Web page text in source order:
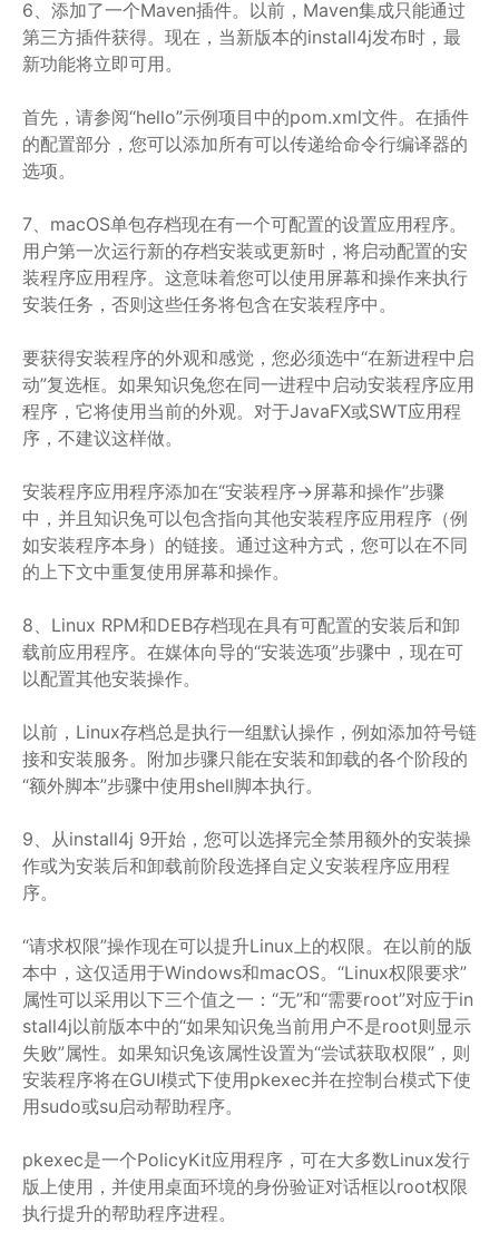
6、添加了一个Maven插件。以前，Maven集成只能通过
第三方插件获得。现在，当新版本的install4j发布时，最
新功能将立即可用。
首先，请参阅“hello”示例项目中的pom.xml文件。在插件
的配置部分，您可以添加所有可以传递给命令行编译器的
选项。
7、macOS单包存档现在有一个可配置的设置应用程序。
用户第一次运行新的存档安装或更新时，将启动配置的安
装程序应用程序。这意味着您可以使用屏幕和操作来执行
安装任务，否则这些任务将包含在安装程序中。
要获得安装程序的外观和感觉，您必须选中“在新进程中启
动”复选框。如果知识兔您在同一进程中启动安装程序应用
程序，它将使用当前的外观。对于JavaFX或SWT应用程
序，不建议这样做。
安装程序应用程序添加在“安装程序->屏幕和操作”步骤
中，并且知识兔可以包含指向其他安装程序应用程序（例
如安装程序本身）的链接。通过这种方式，您可以在不同
的上下文中重复使用屏幕和操作。
8、Linux RPM和DEB存档现在具有可配置的安装后和卸
载前应用程序。在媒体向导的“安装选项”步骤中，现在可
以配置其他安装操作。
以前，Linux存档总是执行一组默认操作，例如添加符号链
接和安装服务。附加步骤只能在安装和卸载的各个阶段的
“额外脚本”步骤中使用shell脚本执行。
9、从install4j 9开始，您可以选择完全禁用额外的安装操
作或为安装后和卸载前阶段选择自定义安装程序应用程
序。
“请求权限”操作现在可以提升Linux上的权限。在以前的版
本中，这仅适用于Windows和macOS。“Linux权限要求”
属性可以采用以下三个值之一：“无”和“需要root”对应于in
stall4j以前版本中的“如果知识兔当前用户不是root则显示
失败”属性。如果知识兔该属性设置为“尝试获取权限”，则
安装程序将在GUI模式下使用pkexec并在控制台模式下使
用sudo或su启动帮助程序。
pkexec是一个PolicyKit应用程序，可在大多数Linux发行
版上使用，并使用桌面环境的身份验证对话框以root权限
执行提升的帮助程序进程。